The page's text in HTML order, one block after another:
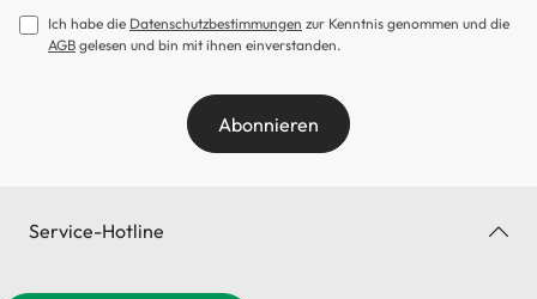
Ich habe die Datenschutzbestimmungen zur Kenntnis genommen und die
AGB gelesen und bin mit ihnen einverstanden.
Abonnieren
Service-Hotline